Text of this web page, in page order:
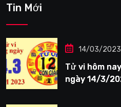
Tin Mới
14/03/2023
Tử vi hôm
ngày 14/3/